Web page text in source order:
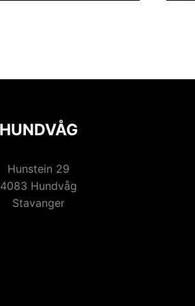
HUNDVÅG
Hunstein 29
4083 Hundvåg
Stavanger